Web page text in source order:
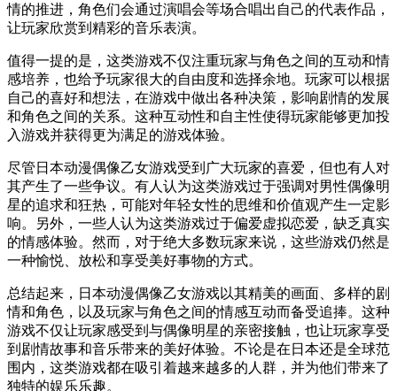
情的推进，角色们会通过演唱会等场合唱出自己的代表作品，
让玩家欣赏到精彩的音乐表演。
值得一提的是，这类游戏不仅注重玩家与角色之间的互动和情
感培养，也给予玩家很大的自由度和选择余地。玩家可以根据
自己的喜好和想法，在游戏中做出各种决策，影响剧情的发展
和角色之间的关系。这种互动性和自主性使得玩家能够更加投
入游戏并获得更为满足的游戏体验。
尽管日本动漫偶像乙女游戏受到广大玩家的喜爱，但也有人对
其产生了一些争议。有人认为这类游戏过于强调对男性偶像明
星的追求和狂热，可能对年轻女性的思维和价值观产生一定影
响。另外，一些人认为这类游戏过于偏爱虚拟恋爱，缺乏真实
的情感体验。然而，对于绝大多数玩家来说，这些游戏仍然是
一种愉悦、放松和享受美好事物的方式。
总结起来，日本动漫偶像乙女游戏以其精美的画面、多样的剧
情和角色，以及玩家与角色之间的情感互动而备受追捧。这种
游戏不仅让玩家感受到与偶像明星的亲密接触，也让玩家享受
到剧情故事和音乐带来的美好体验。不论是在日本还是全球范
围内，这类游戏都在吸引着越来越多的人群，并为他们带来了
独特的娱乐乐趣。